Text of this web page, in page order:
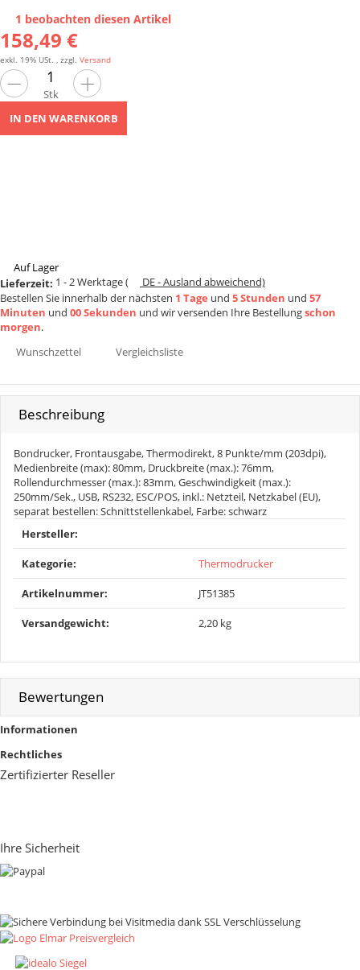
1 beobachten diesen Artikel
158,49 €
exkl. 19% USt. , zzgl. Versand
Stk
IN DEN WARENKORB
Auf Lager
Lieferzeit: 1 - 2 Werktage(
DE - Ausland abweichend)
Bestellen Sie innerhalb der nächsten 1 Tage und 5 Stunden und 57
Minuten und 00 Sekunden und wir versenden Ihre Bestellungschon
morgen.
Wunschzettel
Vergleichsliste
Beschreibung
Bondrucker, Frontausgabe, Thermodirekt, 8 Punkte/mm (203dpi),
Medienbreite (max): 80mm, Druckbreite (max.): 76mm,
Rollendurchmesser (max.): 83mm, Geschwindigkeit (max.):
250mm/Sek., USB, RS232, ESC/POS, inkl.: Netzteil, Netzkabel (EU),
separat bestellen: Schnittstellenkabel, Farbe: schwarz
Produkteigenschaft
Wert
Hersteller:
Kategorie: Thermodrucker
Artikelnummer: JT51385
Versandgewicht‍: 2,20 kg
Bewertungen
Informationen
Rechtliches
Zertifizierter Reseller
Ihre Sicherheit